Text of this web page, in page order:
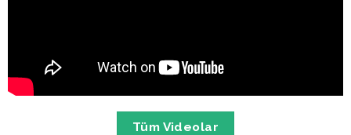
Tüm Videolar